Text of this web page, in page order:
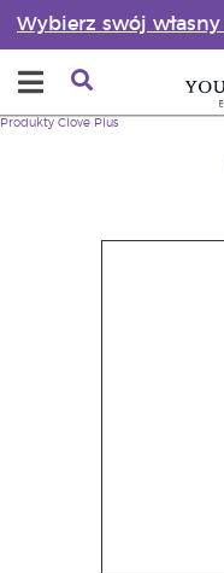
Wybierz swój
Produkty Clove Plus